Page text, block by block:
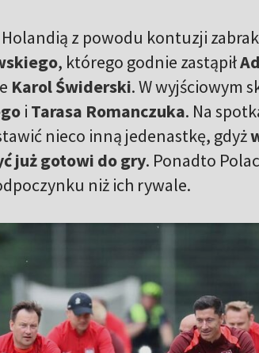
z powodu kontuzji
, którego godnie zastąpił
Karol Świderski. W wyjściowym
i Tarasa Romanczuka. Na
nieco inną jedenastkę, gdyż
już gotowi do gry. Ponadto
niż ich rywale.